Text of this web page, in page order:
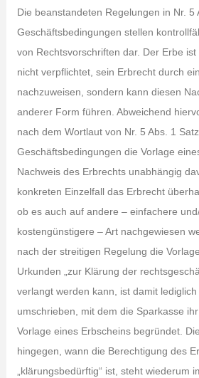
Die beanstandeten Regelungen in Nr. 5
Geschäftsbedingungen stellen
von Rechtsvorschriften dar. Der Erbe
nicht verpflichtet, sein Erbrecht durch
nachzuweisen, sondern kann diesen
anderer Form führen. Abweichend
nach dem Wortlaut von Nr. 5 Abs. 1
Geschäftsbedingungen die Vorlage
Nachweis des Erbrechts unabhängig
konkreten Einzelfall das Erbrecht
ob es auch auf andere – einfachere
kostengünstigere – Art nachgewiesen
nach der streitigen Regelung die
Urkunden „zur Klärung der
verlangt werden kann, ist damit lediglich
umschrieben, mit dem die Sparkasse
Vorlage eines Erbscheins begründet.
hingegen, wann die Berechtigung des
„klärungsbedürftig“ ist, steht wiederum